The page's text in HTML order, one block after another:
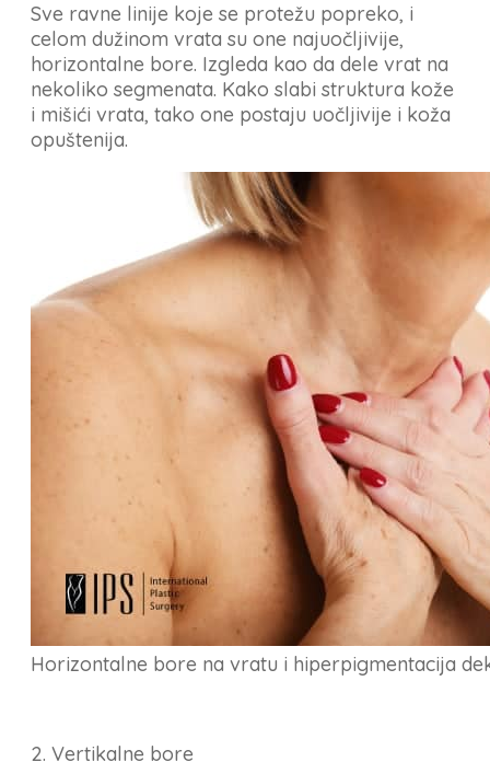
Sve ravne linije koje se protežu popreko, i
celom dužinom vrata su one najuočljivije,
horizontalne bore. Izgleda kao da dele vrat na
nekoliko segmenata. Kako slabi struktura kože
i mišići vrata, tako one postaju uočljivije i koža
opuštenija.
Horizontalne bore na vratu i hiperpigmentacija
2. Vertikalne bore